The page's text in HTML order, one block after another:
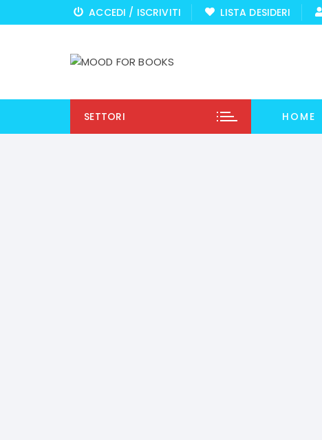
al
ACCEDI / ISCRIVITI LISTA DESIDERI
SETTORI HOME